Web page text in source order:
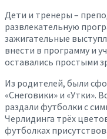
Дети и тренеры –
развлекательную
зажигательные
внести в программу и
оставались простыми
Из родителей, были
«Снеговики» и «Утки».
раздали футболки с
Черлидинга трёх
футболках